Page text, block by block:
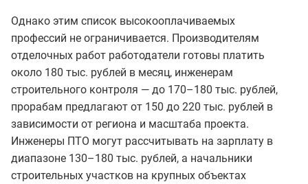
Однако этим список высокооплачиваемых
профессий не ограничивается. Производителям
отделочных работ работодатели готовы платить
около 180 тыс. рублей в месяц, инженерам
строительного контроля — до 170–180 тыс. рублей,
прорабам предлагают от 150 до 220 тыс. рублей в
зависимости от региона и масштаба проекта.
Инженеры ПТО могут рассчитывать на зарплату в
диапазоне 130–180 тыс. рублей, а начальники
строительных участков на крупных объектах